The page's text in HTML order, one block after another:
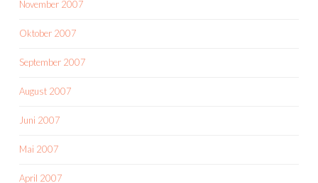
November 2007
Oktober 2007
September 2007
August 2007
Juni 2007
Mai 2007
April 2007